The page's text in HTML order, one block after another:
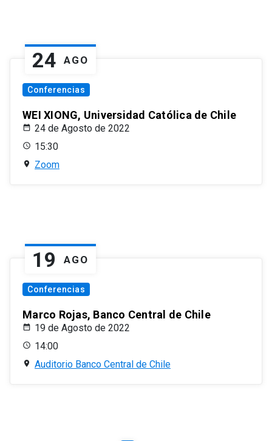
24 AGO
Conferencias
WEI XIONG, Universidad Católica de Chile
24 de Agosto de 2022
15:30
Zoom
19 AGO
Conferencias
Marco Rojas, Banco Central de Chile
19 de Agosto de 2022
14:00
Auditorio Banco Central de Chile